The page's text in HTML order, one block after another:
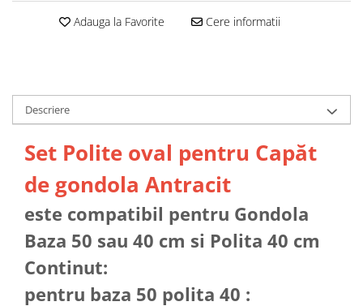
Adauga la Favorite Cere informatii
Descriere
Set Polite oval pentru Capăt
de gondola Antracit
este compatibil pentru Gondola
Baza 50 sau 40 cm si Polita 40 cm
Continut:
pentru baza 50 polita 40 :